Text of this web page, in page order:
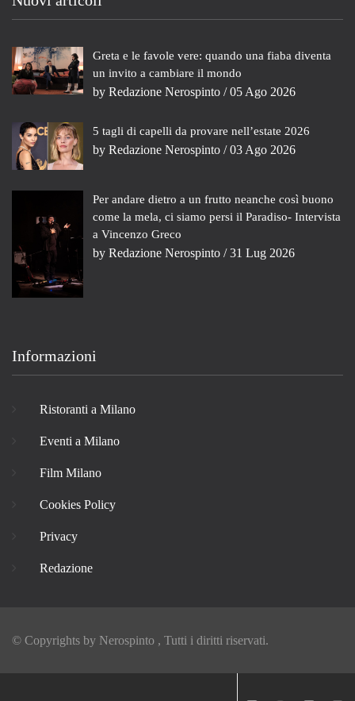
Greta e le favole vere: quando una fiaba diventa
un invito a cambiare il mondo
by Redazione Nerospinto / 05 Ago 2026
5 tagli di capelli da provare nell’estate 2026
by Redazione Nerospinto / 03 Ago 2026
Per andare dietro a un frutto neanche così buono
come la mela, ci siamo persi il Paradiso- Intervista
a Vincenzo Greco
by Redazione Nerospinto / 31 Lug 2026
Informazioni
Ristoranti a Milano
Eventi a Milano
Film Milano
Cookies Policy
Privacy
Redazione
© Copyrights by Nerospinto , Tutti i diritti riservati.